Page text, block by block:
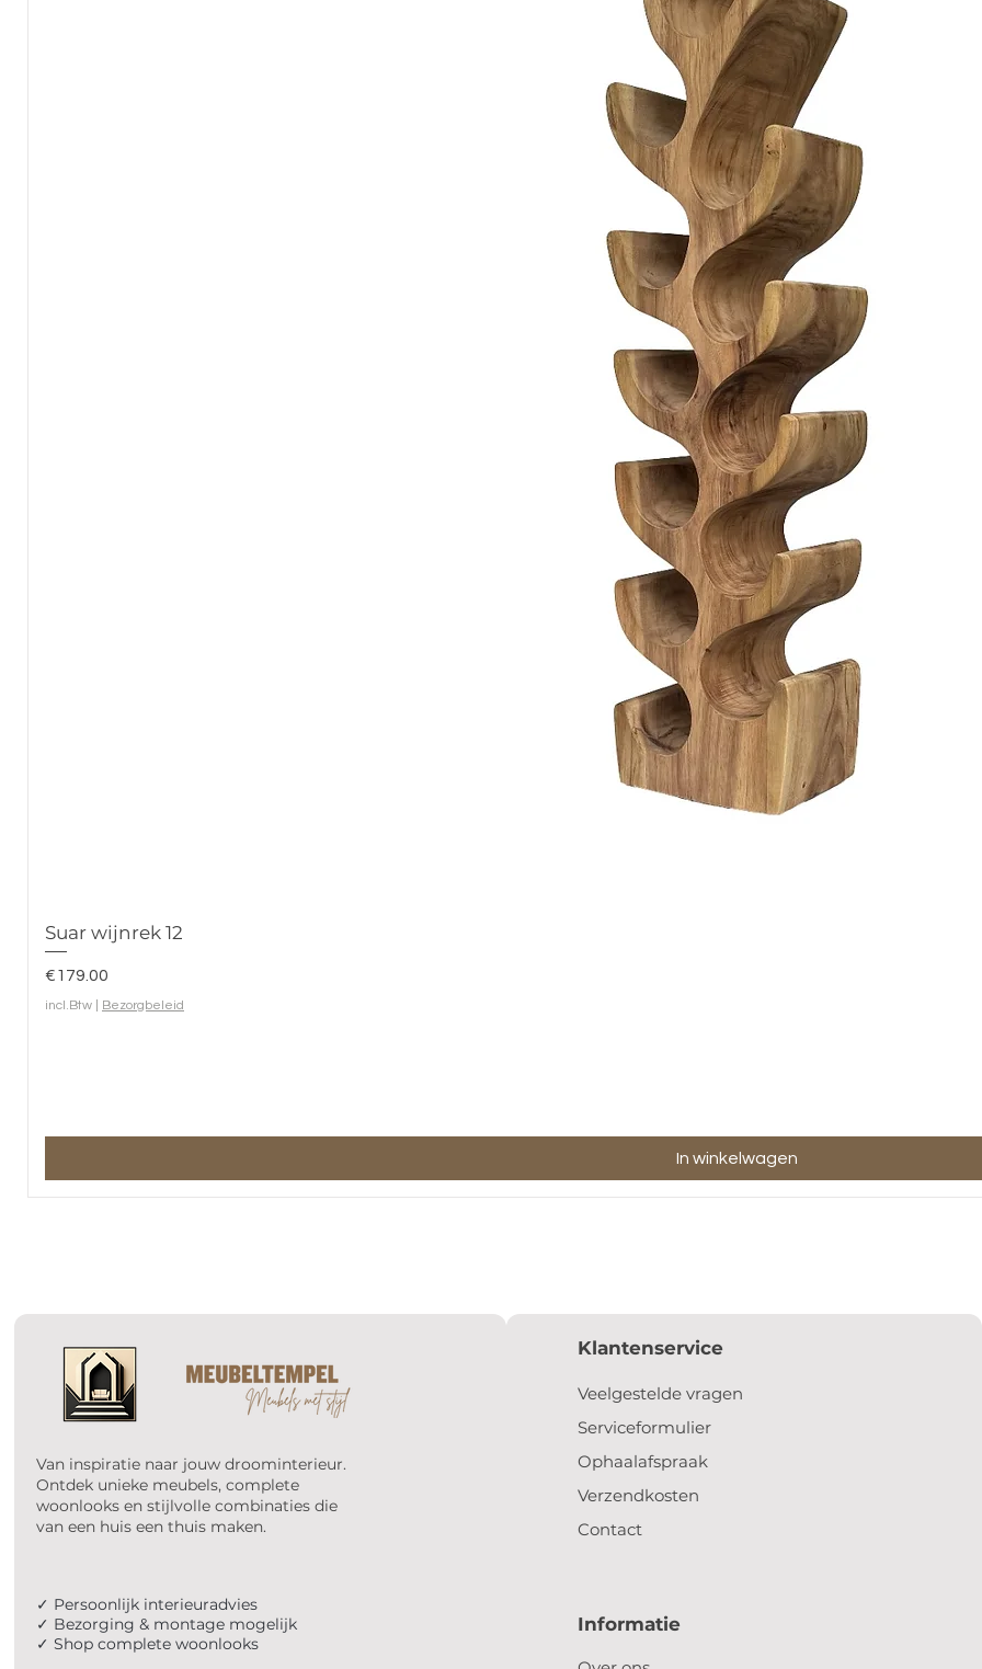
Suar wijnrek 12
Prijs
€179.00
incl.Btw Bezorgbeleid
In winkelwagen
Van inspiratie naar jouw droominterieur.
Ontdek unieke meubels, complete
woonlooks en stijlvolle combinaties die
van een huis een thuis maken.
✓ Persoonlijk interieuradvies
✓ Bezorging & montage mogelijk
✓ Shop complete woonlooks
Klantenservice
Veelgestelde vragen
Serviceformulier
Ophaalafspraak
Verzendkosten
Contact
Informatie